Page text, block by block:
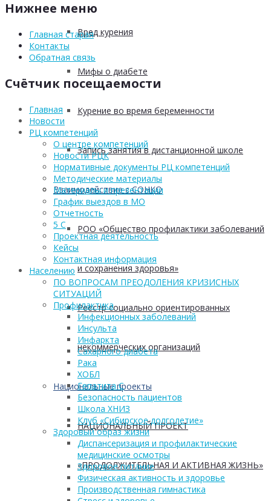
Вред курения
Мифы о диабете
Курение во время беременности
Запись занятия в дистанционной школе
Взаимодействие с СОНКО
РОО «Общество профилактики заболеваний
и сохранения здоровья»
Реестр социально ориентированных
некоммерческих организаций
Национальные проекты
НАЦИОНАЛЬНЫЙ ПРОЕКТ
«ПРОДОЛЖИТЕЛЬНАЯ И АКТИВНАЯ ЖИЗНЬ»
Нижнее меню
Главная старая
Контакты
Обратная связь
Счётчик посещаемости
Главная
Новости
РЦ компетенций
О центре компетенций
Новости РЦК
Нормативные документы РЦ компетенций
Методические материалы
Материалы и презентации
График выездов в МО
Отчетность
5 С
Проектная деятельность
Кейсы
Контактная информация
Населению
ПО ВОПРОСАМ ПРЕОДОЛЕНИЯ КРИЗИСНЫХ
СИТУАЦИЙ
Профилактика
Инфекционных заболеваний
Инсульта
Инфаркта
Сахарного диабета
Рака
ХОБЛ
Гепатита С
Безопасность пациентов
Школа ХНИЗ
Клуб «Сибирское долголетие»
Здоровый образ жизни
Диспансеризация и профилактические
медицинские осмотры
Здоровое питание
Физическая активность и здоровье
Производственная гимнастика